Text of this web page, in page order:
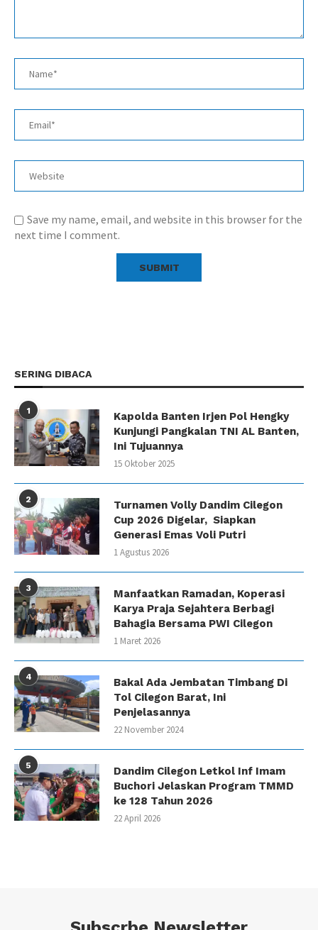
Save my name, email, and website in this browser for the
next time I comment.
SERING DIBACA
1
Kapolda Banten Irjen Pol Hengky
Kunjungi Pangkalan TNI AL Banten,
Ini Tujuannya
15 Oktober 2025
2
Turnamen Volly Dandim Cilegon
Cup 2026 Digelar, Siapkan
Generasi Emas Voli Putri
1 Agustus 2026
3
Manfaatkan Ramadan, Koperasi
Karya Praja Sejahtera Berbagi
Bahagia Bersama PWI Cilegon
1 Maret 2026
4
Bakal Ada Jembatan Timbang Di
Tol Cilegon Barat, Ini
Penjelasannya
22 November 2024
5
Dandim Cilegon Letkol Inf Imam
Buchori Jelaskan Program TMMD
ke 128 Tahun 2026
22 April 2026